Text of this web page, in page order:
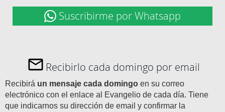
Suscribirme por Whatsapp
Recibirlo cada domingo por email
Recibirá un mensaje cada domingo en su correo
electrónico con el enlace al Evangelio de cada día. Tiene
que indicarnos su dirección de email y confirmar la